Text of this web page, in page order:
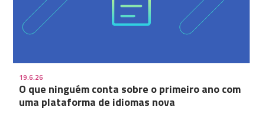
19.6.26
O que ninguém conta sobre o primeiro ano com
uma plataforma de idiomas nova